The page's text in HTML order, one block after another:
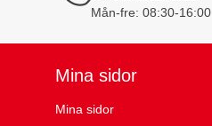
Mån-fre: 08:30-16:00
Mina sidor
Mina sidor